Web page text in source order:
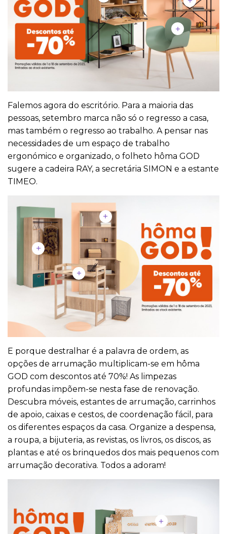
Falemos agora do escritório. Para a maioria das
pessoas, setembro marca não só o regresso a casa,
mas também o regresso ao trabalho. A pensar nas
necessidades de um espaço de trabalho
ergonómico e organizado, o folheto hôma GOD
sugere a cadeira RAY, a secretária SIMON e a estante
TIMEO.
E porque destralhar é a palavra de ordem, as
opções de arrumação multiplicam-se em hôma
GOD com descontos até 70%! As limpezas
profundas impõem-se nesta fase de renovação.
Descubra móveis, estantes de arrumação, carrinhos
de apoio, caixas e cestos, de coordenação fácil, para
os diferentes espaços da casa. Organize a despensa,
a roupa, a bijuteria, as revistas, os livros, os discos, as
plantas e até os brinquedos dos mais pequenos com
arrumação decorativa. Todos a adoram!